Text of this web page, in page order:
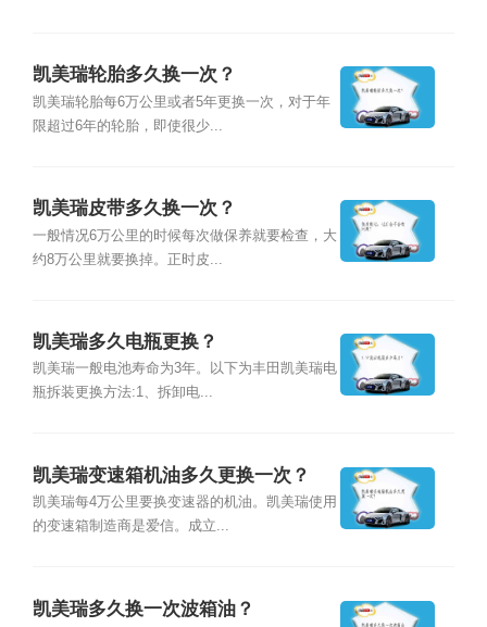
凯美瑞轮胎多久换一次？
凯美瑞轮胎每6万公里或者5年更换一次，对于年
限超过6年的轮胎，即使很少...
凯美瑞皮带多久换一次？
一般情况6万公里的时候每次做保养就要检查，大
约8万公里就要换掉。正时皮...
凯美瑞多久电瓶更换？
凯美瑞一般电池寿命为3年。以下为丰田凯美瑞电
瓶拆装更换方法:1、拆卸电...
凯美瑞变速箱机油多久更换一次？
凯美瑞每4万公里要换变速器的机油。凯美瑞使用
的变速箱制造商是爱信。成立...
凯美瑞多久换一次波箱油？